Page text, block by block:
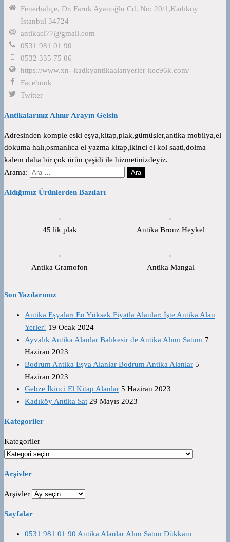
Fenerbahçe, Dr. Faruk Ayanoğlu Cd. No: 20/1,Kadıköy
İstanbul 34724
antikaci77@gmail.com
0531 981 01 90
0532 335 75 06
https://www.xn--kadkyantikaalanyerler-kec96k.com/
Facebook
Twitter
Antikalarınız Alınır Arayın Gelsin
Adresinden komple eski eşya,kitap,plak,gümüşler,antika mobilya,el
dokuma halı,osmanlıca el yazma kitap,ikinci el kol saati,dolma
kalem daha bir çok ürün çeşidi ile hizmetinizdeyiz.
Arama:
Aldığımız Ürünlerden Bazıları
45 lik plak Antika Bronz Heykel
Antika Gramofon Antika Mangal
Son Yazılarımız
Antika Eşyaları En Yüksek Fiyatla Alanlar: İşte Antika Alan
Yerler! 19 Ocak 2024
Ayvalık Antika Alanlar Balıkesir de Antika Alımı Satımı 7
Haziran 2023
Bodrum Antika Eşya Alanlar Bodrum Antika Alanlar 5
Haziran 2023
Gebze İkinci El Kitap Alanlar 5 Haziran 2023
Kadıköy Antika Sat 29 Mayıs 2023
Kategoriler
Kategoriler
Arşivler
Arşivler
Sayfalar
0531 981 01 90 Antika Alanlar Alım Satım Dükkanı